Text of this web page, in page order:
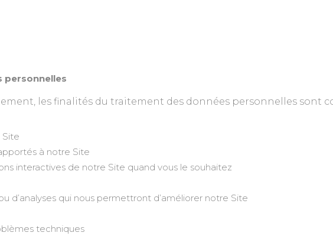
personnelles
les finalités du traitement des données personnelles sont
à notre Site
interactives de notre Site quand vous le souhaitez
ou d’analyses qui nous permettront d’améliorer notre Site
techniques